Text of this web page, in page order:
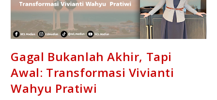
Gagal Bukanlah Akhir, Tapi
Awal: Transformasi Vivianti
Wahyu Pratiwi